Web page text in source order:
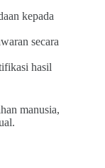
kepada
secara
hasil
manusia,